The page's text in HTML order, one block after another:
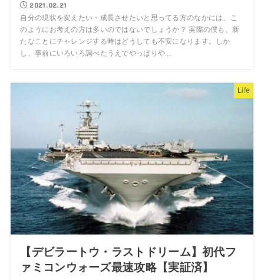
2021.02.21
自分の現状を変えたい・成長させたいと思ってる方のなかには、こ
のようにお考えの方は多いのではないでしょうか？ 実際の僕も、新
たなことにチャレンジする時はどうしても不安になります。しか
し、事前にいろいろ調べたうえでやっぱりや...
Life
【デビラートウ・ラストドリーム】初代フ
ァミコンウォーズ最速攻略【実証済】